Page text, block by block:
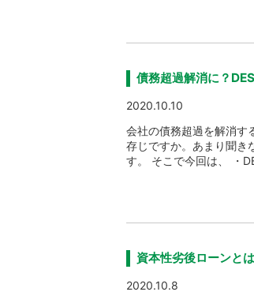
債務超過解消に？
2020.10.10
会社の債務超過を解消す
存じですか。あまり聞き
す。 そこで今回は、 ・
資本性劣後ローンと
2020.10.8